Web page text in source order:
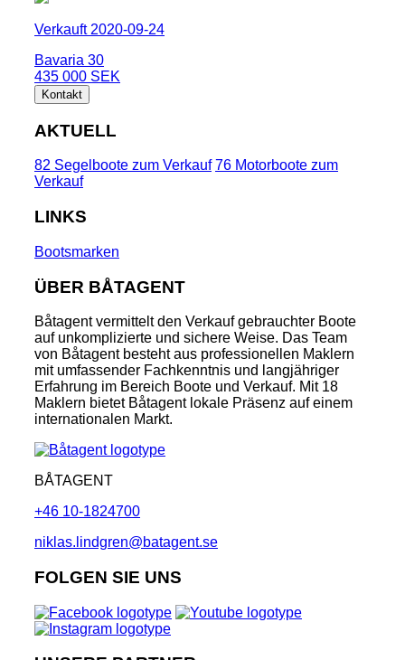
Verkauft 2020-09-24
Bavaria 30
435 000 SEK
Kontakt
AKTUELL
82 Segelboote zum Verkauf 76 Motorboote zum
Verkauf
LINKS
Bootsmarken
ÜBER BÅTAGENT
Båtagent vermittelt den Verkauf gebrauchter Boote
auf unkomplizierte und sichere Weise. Das Team
von Båtagent besteht aus professionellen Maklern
mit umfassender Fachkenntnis und langjähriger
Erfahrung im Bereich Boote und Verkauf. Mit 18
Maklern bietet Båtagent lokale Präsenz auf einem
internationalen Markt.
BÅTAGENT
+46 10-1824700
niklas.lindgren@batagent.se
FOLGEN SIE UNS